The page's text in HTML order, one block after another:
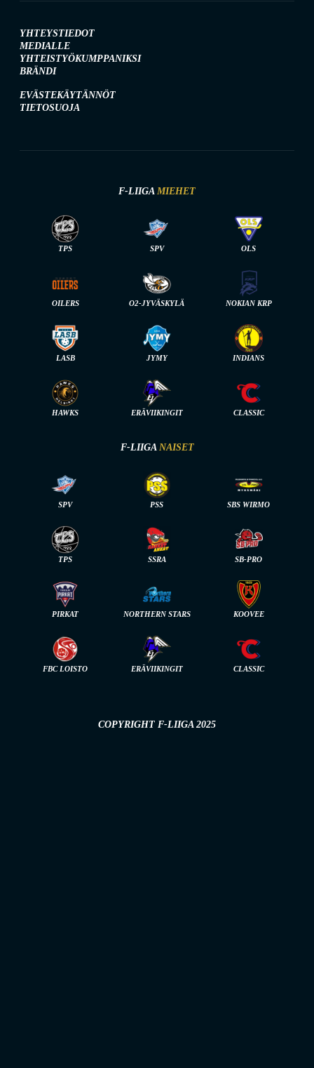
YHTEYSTIEDOT
MEDIALLE
YHTEISTYÖKUMPPANIKSI
BRÄNDI
EVÄSTEKÄYTÄNNÖT
TIETOSUOJA
F-LIIGA MIEHET
TPS SPV OLS
OILERS O2-JYVÄSKYLÄ NOKIAN KRP
LASB JYMY INDIANS
HAWKS ERÄVIIKINGIT CLASSIC
F-LIIGA NAISET
SPV PSS SBS WIRMO
TPS SSRA SB-PRO
PIRKAT NORTHERN STARS KOOVEE
FBC LOISTO ERÄVIIKINGIT CLASSIC
COPYRIGHT F-LIIGA 2025